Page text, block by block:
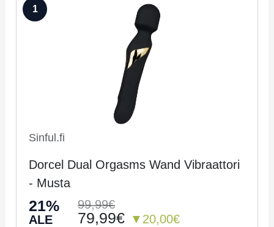
1
Sinful.fi
Dorcel Dual Orgasms Wand Vibraattori
- Musta
21%
ALE
99,99€
79,99€ ▼20,00€